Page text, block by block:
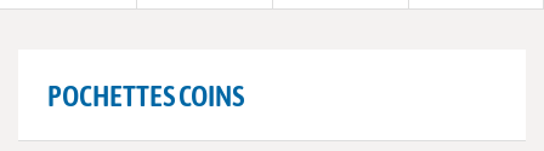
POCHETTES COINS